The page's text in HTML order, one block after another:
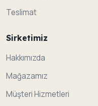
Teslimat
Sirketimiz
Hakkımızda
Mağazamız
Müşteri Hizmetleri